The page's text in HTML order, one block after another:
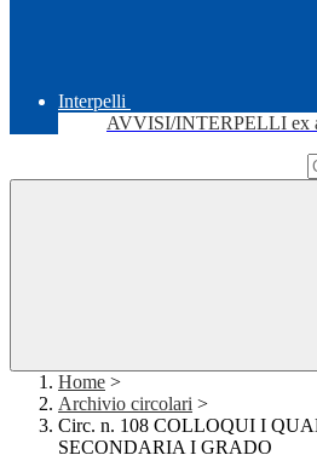
Interpelli
AVVISI/INTERPELLI ex
Home >
Archivio circolari >
Circ. n. 108 COLLOQUI I
SECONDARIA I GRADO